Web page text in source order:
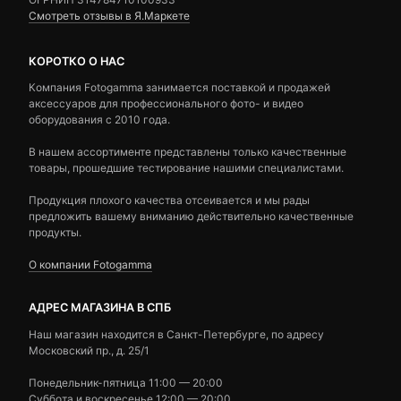
Смотреть отзывы в Я.Маркете
КОРОТКО О НАС
Компания Fotogamma занимается поставкой и продажей
аксессуаров для профессионального фото- и видео
оборудования с 2010 года.
В нашем ассортименте представлены только качественные
товары, прошедшие тестирование нашими специалистами.
Продукция плохого качества отсеивается и мы рады
предложить вашему вниманию действительно качественные
продукты.
О компании Fotogamma
АДРЕС МАГАЗИНА В СПБ
Наш магазин находится в Санкт-Петербурге, по адресу
Московский пр., д. 25/1
Понедельник-пятница 11:00 — 20:00